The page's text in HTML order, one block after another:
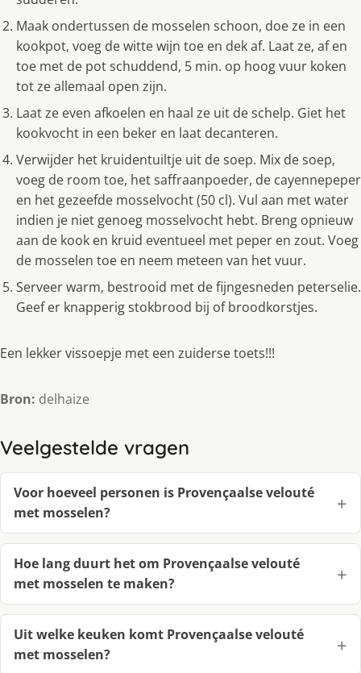
Maak ondertussen de mosselen schoon, doe ze in een
kookpot, voeg de witte wijn toe en dek af. Laat ze, af en
toe met de pot schuddend, 5 min. op hoog vuur koken
tot ze allemaal open zijn.
Laat ze even afkoelen en haal ze uit de schelp. Giet het
kookvocht in een beker en laat decanteren.
Verwijder het kruidentuiltje uit de soep. Mix de soep,
voeg de room toe, het saffraanpoeder, de cayennepeper
en het gezeefde mosselvocht (50 cl). Vul aan met water
indien je niet genoeg mosselvocht hebt. Breng opnieuw
aan de kook en kruid eventueel met peper en zout. Voeg
de mosselen toe en neem meteen van het vuur.
Serveer warm, bestrooid met de fijngesneden peterselie.
Geef er knapperig stokbrood bij of broodkorstjes.
Een lekker vissoepje met een zuiderse toets!!!
Bron: delhaize
Veelgestelde vragen
Voor hoeveel personen is Provençaalse velouté
met mosselen?
Hoe lang duurt het om Provençaalse velouté
met mosselen te maken?
Uit welke keuken komt Provençaalse velouté
met mosselen?